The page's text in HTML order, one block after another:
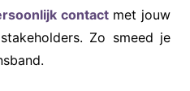
contactmet jouw
Zo smeed je